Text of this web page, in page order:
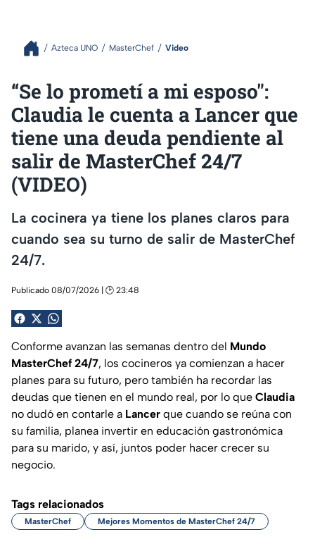
Azteca UNO MasterChef Video
“Se lo prometí a mi esposo":
Claudia le cuenta a Lancer que
tiene una deuda pendiente al
salir de MasterChef 24/7
(VIDEO)
La cocinera ya tiene los planes claros para
cuando sea su turno de salir de MasterChef
24/7.
Publicado 08/07/2026 | 🕑 23:48
Conforme avanzan las semanas dentro del Mundo
MasterChef 24/7, los cocineros ya comienzan a hacer
planes para su futuro, pero también ha recordar las
deudas que tienen en el mundo real, por lo que Claudia
no dudó en contarle a Lancer que cuando se reúna con
su familia, planea invertir en educación gastronómica
para su marido, y así, juntos poder hacer crecer su
negocio.
Tags relacionados
MasterChef Mejores Momentos de MasterChef 24/7